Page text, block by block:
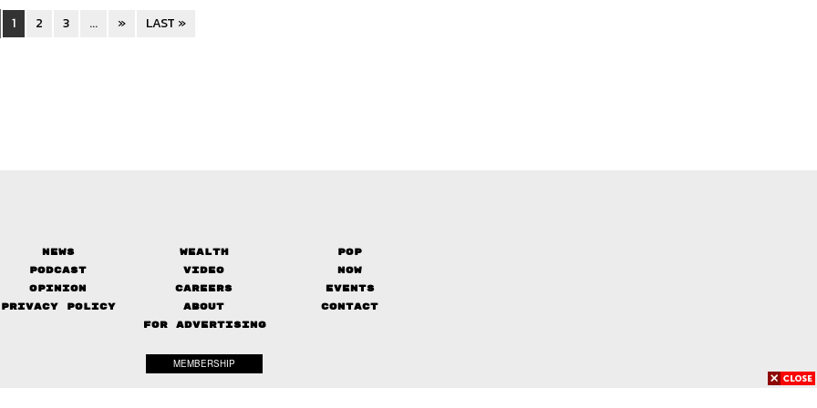
1 2 3 ... » LAST »
News Wealth
Pop
Podcast
Video
Now
Opinion
Careers
Events
Privacy Policy
About
Contact
FOR ADVERTISING
MEMBERSHIP